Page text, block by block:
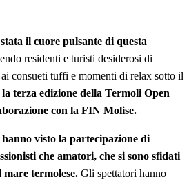
il cuore pulsante di questa
residenti e turisti desiderosi di
consueti tuffi e momenti di relax sotto il
la terza edizione della Termoli Open
con la FIN Molise.
visto la partecipazione di
che amatori, che si sono sfidati
termolese. Gli spettatori hanno